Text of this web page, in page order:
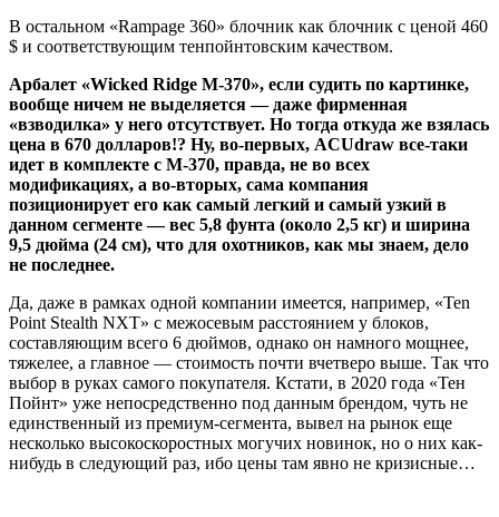
В остальном «Rampage 360» блочник как блочник с ценой 460
$ и соответствующим тенпойнтовским качеством.
Арбалет «Wicked Ridge M-370», если судить по картинке,
вообще ничем не выделяется — даже фирменная
«взводилка» у него отсутствует. Но тогда откуда же взялась
цена в 670 долларов!? Ну, во-первых, ACUdraw все-таки
идет в комплекте с М-370, правда, не во всех
модификациях, а во-вторых, сама компания
позиционирует его как самый легкий и самый узкий в
данном сегменте — вес 5,8 фунта (около 2,5 кг) и ширина
9,5 дюйма (24 см), что для охотников, как мы знаем, дело
не последнее.
Да, даже в рамках одной компании имеется, например, «Ten
Point Stealth NXT» с межосевым расстоянием у блоков,
составляющим всего 6 дюймов, однако он намного мощнее,
тяжелее, а главное — стоимость почти вчетверо выше. Так что
выбор в руках самого покупателя. Кстати, в 2020 года «Тен
Пойнт» уже непосредственно под данным брендом, чуть не
единственный из премиум-сегмента, вывел на рынок еще
несколько высокоскоростных могучих новинок, но о них как-
нибудь в следующий раз, ибо цены там явно не кризисные…